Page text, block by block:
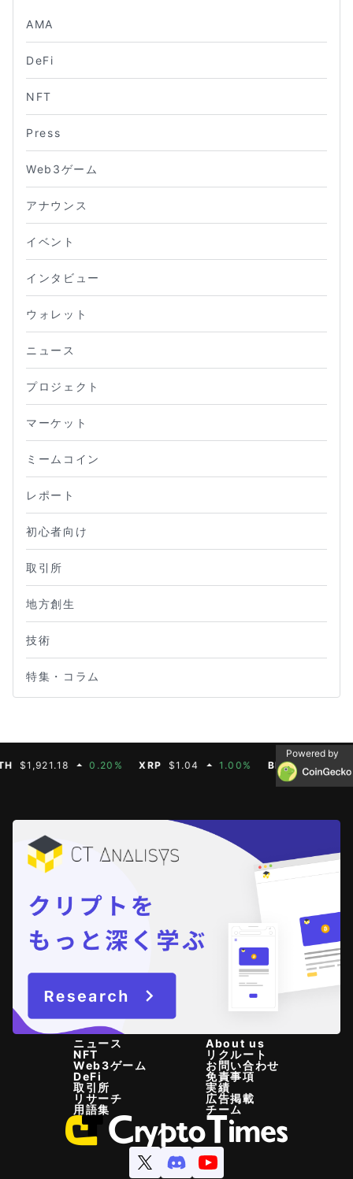
AMA
DeFi
NFT
Press
Web3ゲーム
アナウンス
イベント
インタビュー
ウォレット
ニュース
プロジェクト
マーケット
ミームコイン
レポート
初心者向け
取引所
地方創生
技術
特集・コラム
0.20% XRP $1.04 1.00% BNB $604.50
Powered by
ニュース
NFT
Web3ゲーム
DeFi
取引所
リサーチ
用語集
About us
リクルート
お問い合わせ
免責事項
実績
広告掲載
チーム